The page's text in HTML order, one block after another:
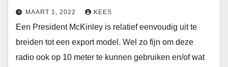
MAART 1, 2022 KEES
Een President McKinley is relatief eenvoudig uit te
breiden tot een export model. Wel zo fijn om deze
radio ook op 10 meter te kunnen gebruiken en/of wat